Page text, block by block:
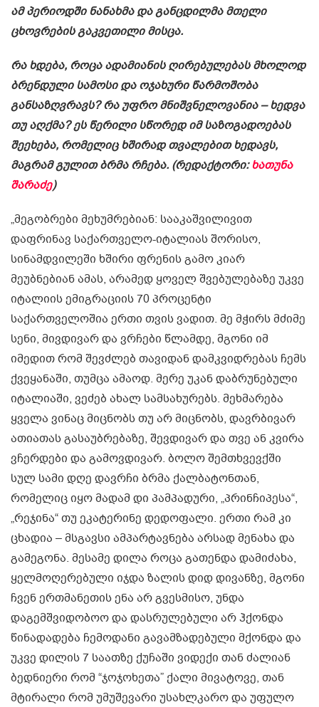
ამ პერიოდში ნანახმა და განცდილმა მთელი
ცხოვრების გაკვეთილი მისცა.
რა ხდება, როცა ადამიანის ღირებულებას მხოლოდ
ბრენდული სამოსი და ოჯახური წარმოშობა
განსაზღვრავს? რა უფრო მნიშვნელოვანია – ხედვა
თუ აღქმა? ეს წერილი სწორედ იმ საზოგადოებას
შეეხება, რომელიც ხშირად თვალებით ხედავს,
მაგრამ გულით ბრმა რჩება. (რედაქტორი:ხათუნა
შარაძე)
„მეგობრები მეხუმრებიან: სააკაშვილივით
დაფრინავ საქართველო-იტალიას შორისო,
სინამდვილეში ხშირი ფრენის გამო კიარ
მეუბნებიან ამას, არამედ ყოველ შვებულებაზე უკვე
იტალიის ემიგრაციის 70 პროცენტი
საქართველოშია ერთი თვის ვადით. მე მჭირს მძიმე
სენი, მივდივარ და ვრჩები წლამდე, მგონი იმ
იმედით რომ შევძლებ თავიდან დამკვიდრებას ჩემს
ქვეყანაში, თუმცა ამაოდ. მერე უკან დაბრუნებული
იტალიაში, ვეძებ ახალ სამსახურებს. მეხმარება
ყველა ვინაც მიცნობს თუ არ მიცნობს, დავრბივარ
ათიათას გასაუბრებაზე, შევდივარ და თვე ან კვირა
ვჩერდები და გამოვდივარ. ბოლო შემთხვევქში
სულ სამი დღე დავრჩი ბრმა ქალბატონთან,
რომელიც იყო მადამ დი პამპადური, „პრინჩიპესა“,
„რეჯინა“ თუ ეკატერინე დედოფალი. ერთი რამ კი
ცხადია – მსგავსი ამპარტავნება არსად მენახა და
გამეგონა. მესამე დილა როცა გათენდა დამიძახა,
ყელმოღერებული იჯდა ზალის დიდ დივანზე, მგონი
ჩვენ ერთმანეთის ენა არ გვესმისო, უნდა
დაგემშვიდობოო და დასრულებული არ ჰქონდა
წინადადება ჩემოდანი გავამზადებული მქონდა და
უკვე დილის 7 საათზე ქუჩაში ვიდექი თან ძალიან
ბედნიერი რომ “ჯოჯოხეთა” ქალი მივატოვე, თან
მტირალი რომ უმუშევარი უსახლკარო და უფულო